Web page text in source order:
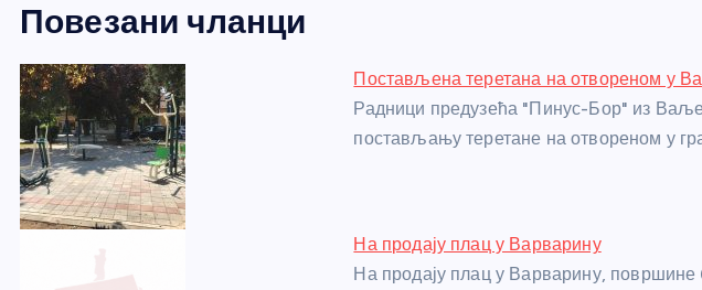
c
e
b
o
o
k
ss
e
n
g
er
itt
er
er at ss
st
Повезани чланци
Постављена теретана на отвореном у
Радници предузећа "Пинус-Бор" из
постављању теретане на отвореном у
На продају плац у Варварину
На продају плац у Варварину, површине